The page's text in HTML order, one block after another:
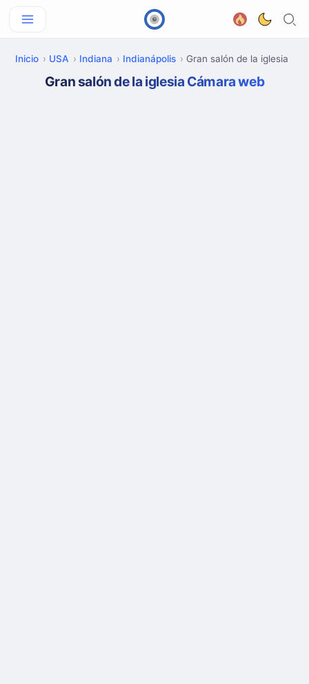
Inicio USA Indiana Indianápolis Gran salón de la iglesia
Gran salón de la iglesia Cámara web